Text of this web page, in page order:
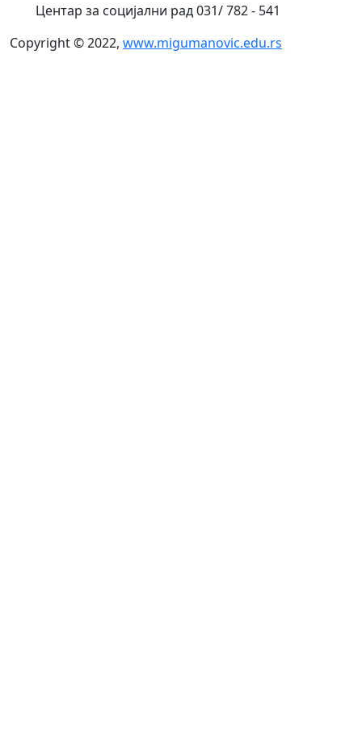
Центар за социјални рад 031/ 782 - 541
Copyright © 2022, www.migumanovic.edu.rs